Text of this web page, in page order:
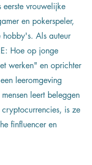
vrouwelijke
en pokerspeler,
Als auteur
Hoe op jonge
werken" en oprichter
leeromgeving
leert beleggen
is ze
finfluencer en